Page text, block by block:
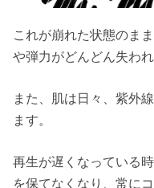
これが崩れた状態のま
や弾力がどんどん失われ
また、肌は日々、紫外
ます。
再生が遅くなっている
を保てなくなり、常に